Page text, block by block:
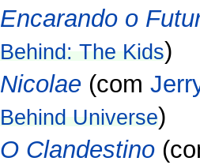
Encarando o
Behind: The Kids)
Nicolae (com
Behind Universe)
O Clandestino